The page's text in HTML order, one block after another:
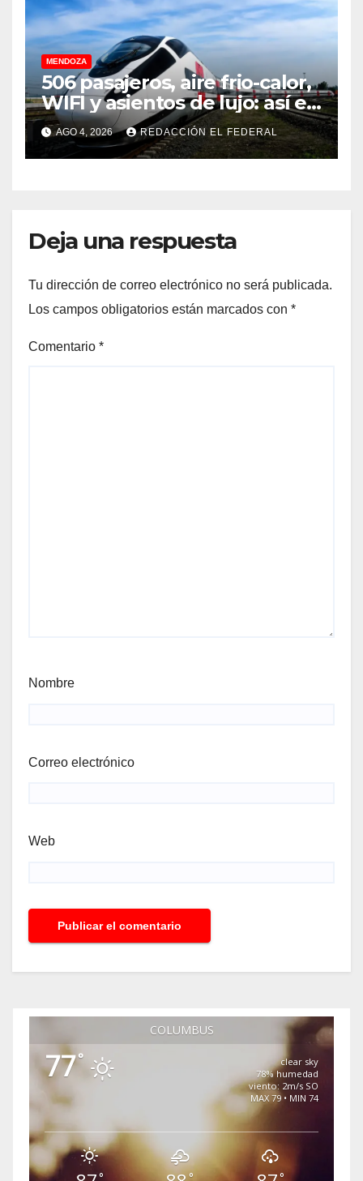
MENDOZA
506 pasajeros, aire frio-calor,
WIFI y asientos de lujo: así es
el tren de China que llega a
Mendoza
AGO 4, 2026 REDACCIÓN EL FEDERAL
Deja una respuesta
Tu dirección de correo electrónico no será publicada.
Los campos obligatorios están marcados con *
Comentario *
Nombre
Correo electrónico
Web
COLUMBUS
77°
clear sky
78% humedad
viento: 2m/s SO
MAX 79 • MIN 74
° ° °